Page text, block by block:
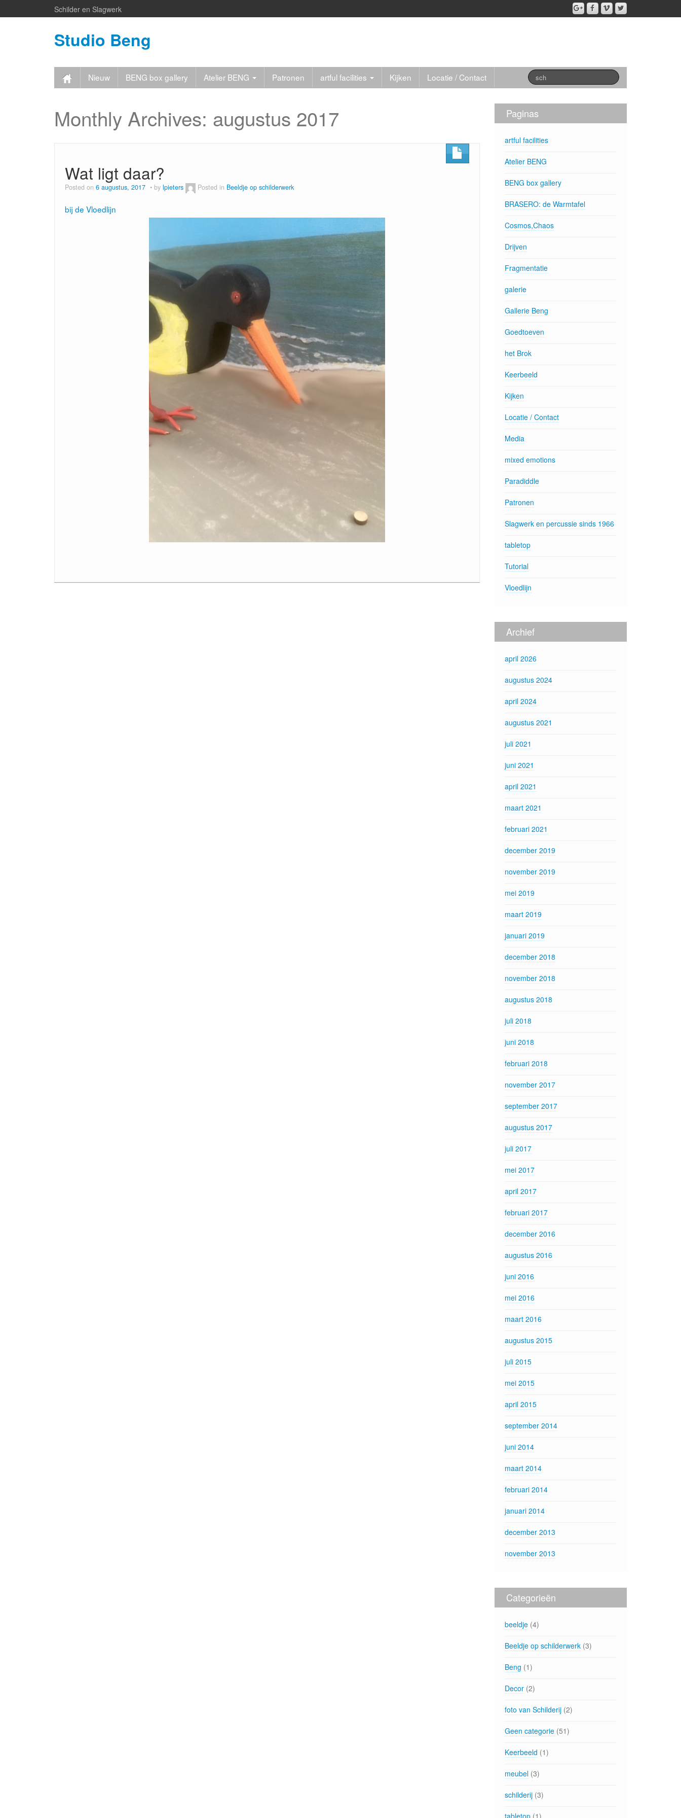
Schilder en Slagwerk
Studio Beng
Nieuw BENG box gallery Atelier BENG Patronen artful facilities Kijken Locatie / Contact
Monthly Archives: augustus 2017
Wat ligt daar?
Posted on 6 augustus, 2017 by lpieters Posted in Beeldje op schilderwerk
bij de Vloedlijn
Paginas
artful facilities
Atelier BENG
BENG box gallery
BRASERO: de Warmtafel
Cosmos,Chaos
Drijven
Fragmentatie
galerie
Gallerie Beng
Goedtoeven
het Brok
Keerbeeld
Kijken
Locatie / Contact
Media
mixed emotions
Paradiddle
Patronen
Slagwerk en percussie sinds 1966
tabletop
Tutorial
Vloedlijn
Archief
april 2026
augustus 2024
april 2024
augustus 2021
juli 2021
juni 2021
april 2021
maart 2021
februari 2021
december 2019
november 2019
mei 2019
maart 2019
januari 2019
december 2018
november 2018
augustus 2018
juli 2018
juni 2018
februari 2018
november 2017
september 2017
augustus 2017
juli 2017
mei 2017
april 2017
februari 2017
december 2016
augustus 2016
juni 2016
mei 2016
maart 2016
augustus 2015
juli 2015
mei 2015
april 2015
september 2014
juni 2014
maart 2014
februari 2014
januari 2014
december 2013
november 2013
Categorieën
beeldje (4)
Beeldje op schilderwerk (3)
Beng (1)
Decor (2)
foto van Schilderij (2)
Geen categorie (51)
Keerbeeld (1)
meubel (3)
schilderij (3)
tabletop (1)